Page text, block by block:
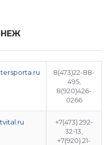
8(473)22-88-
495,
8(920)426-
0266
+7(473) 292-
32-13,
+7(920) 21-